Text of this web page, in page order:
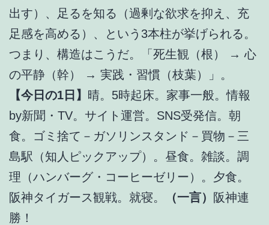
出す）、足るを知る（過剰な欲求を抑え、充
足感を高める）、という3本柱が挙げられる。
つまり、構造はこうだ。「死生観（根） → 心
の平静（幹） → 実践・習慣（枝葉）」。
【今日の1日】 晴。5時起床。家事一般。情報
by新聞・TV。サイト運営。SNS受発信。朝
食。ゴミ捨て－ガソリンスタンド－買物－三
島駅（知人ピックアップ）。昼食。雑談。調
理（ハンバーグ・コーヒーゼリー）。夕食。
阪神タイガース観戦。就寝。
（一言） 阪神連
勝！